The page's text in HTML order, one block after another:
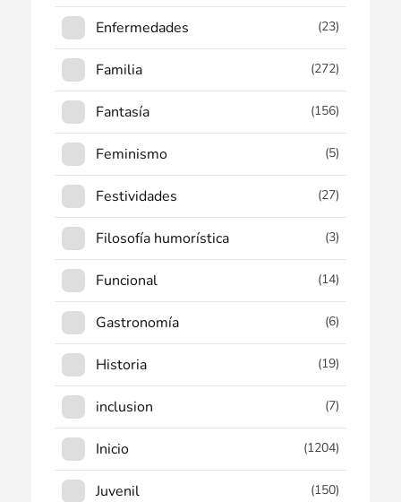
Enfermedades (23)
Familia (272)
Fantasía (156)
Feminismo (5)
Festividades (27)
Filosofía humorística (3)
Funcional (14)
Gastronomía (6)
Historia (19)
inclusion (7)
Inicio (1204)
Juvenil (150)